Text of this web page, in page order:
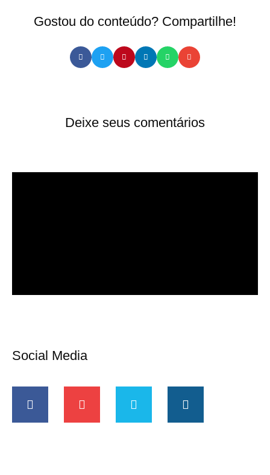
Gostou do conteúdo? Compartilhe!
Deixe seus comentários
Social Media